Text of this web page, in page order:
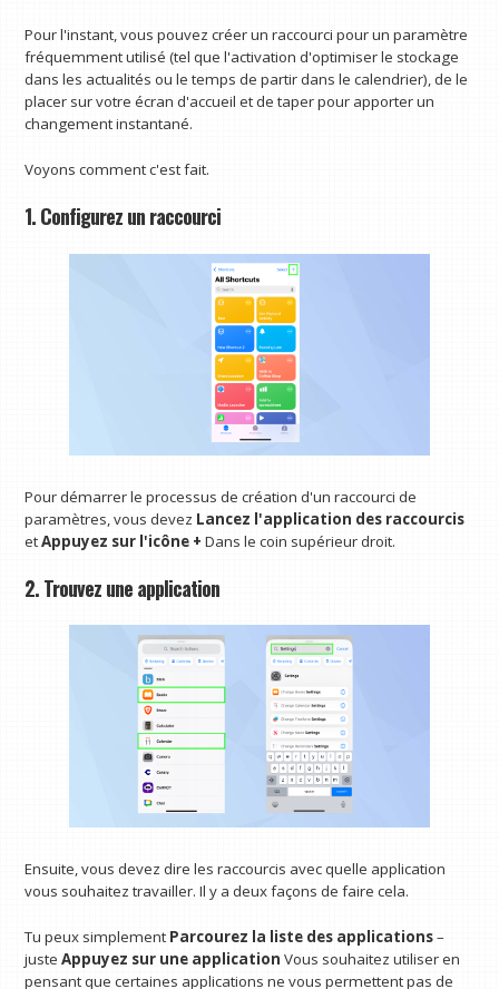
Pour l'instant, vous pouvez créer un raccourci pour un paramètre
fréquemment utilisé (tel que l'activation d'optimiser le stockage
dans les actualités ou le temps de partir dans le calendrier), de le
placer sur votre écran d'accueil et de taper pour apporter un
changement instantané.
Voyons comment c'est fait.
1. Configurez un raccourci
Pour démarrer le processus de création d'un raccourci de
paramètres, vous devez Lancez l'application des raccourcis
etAppuyez sur l'icône + Dans le coin supérieur droit.
2. Trouvez une application
Ensuite, vous devez dire les raccourcis avec quelle application
vous souhaitez travailler. Il y a deux façons de faire cela.
Tu peux simplement Parcourez la liste des applications–
justeAppuyez sur une application Vous souhaitez utiliser en
pensant que certaines applications ne vous permettent pas de